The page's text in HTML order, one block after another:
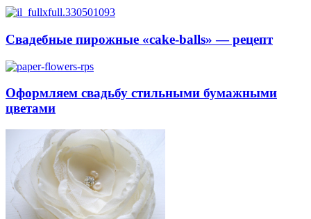
Свадебные пирожные «cake-balls» — рецепт
Оформляем свадьбу стильными бумажными
цветами